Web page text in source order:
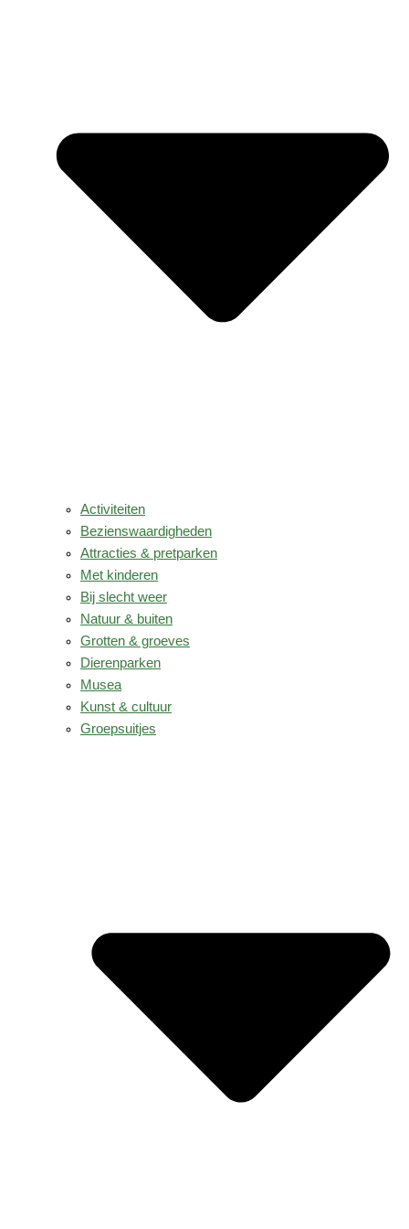
Activiteiten
Bezienswaardigheden
Attracties & pretparken
Met kinderen
Bij slecht weer
Natuur & buiten
Grotten & groeves
Dierenparken
Musea
Kunst & cultuur
Groepsuitjes